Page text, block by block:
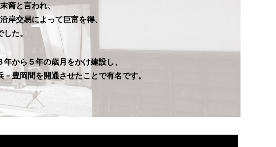
裔と言われ、
岸交易によって巨富を得、
た。
年から５年の歳月をかけ建設し、
－豊岡間を開通させたことで有名です。